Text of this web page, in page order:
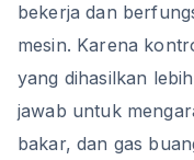
bekerja dan
mesin. Karena
yang dihasilkan
jawab untuk
bakar, dan gas